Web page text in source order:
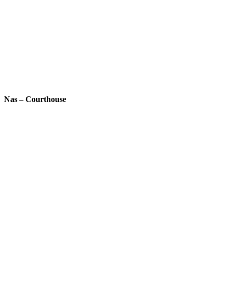
Nas – Courthouse